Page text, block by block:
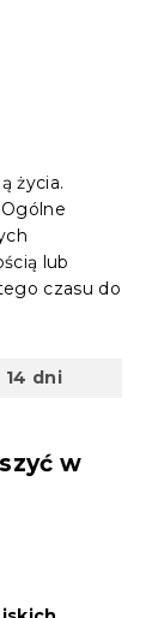
życia.
lub
czasu do
14 dni
w